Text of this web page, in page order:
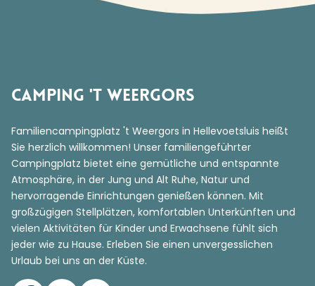
Camping 't Weergors
Familiencampingplatz 't Weergors in Hellevoetsluis heißt
Sie herzlich willkommen! Unser familiengeführter
Campingplatz bietet eine gemütliche und entspannte
Atmosphäre, in der Jung und Alt Ruhe, Natur und
hervorragende Einrichtungen genießen können. Mit
großzügigen Stellplätzen, komfortablen Unterkünften und
vielen Aktivitäten für Kinder und Erwachsene fühlt sich
jeder wie zu Hause. Erleben Sie einen unvergesslichen
Urlaub bei uns an der Küste.